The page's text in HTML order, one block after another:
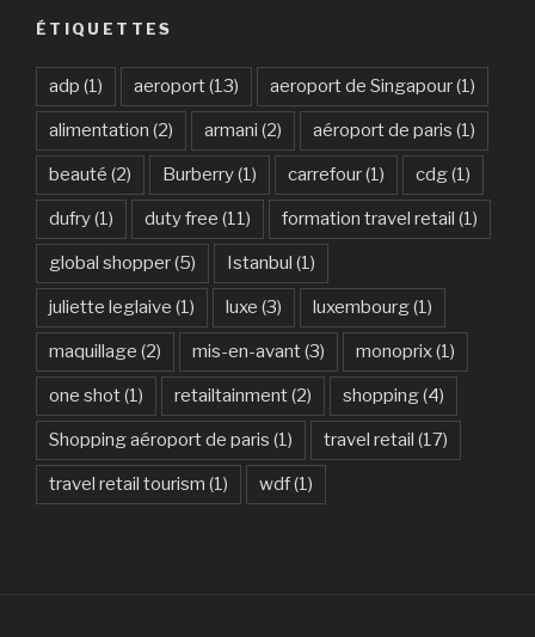
ÉTIQUETTES
adp (1) aeroport(13) aeroport de Singapour(1)
alimentation (2) armani (2) aéroport de paris (1)
beauté (2) Burberry(1) carrefour(1) cdg(1)
dufry(1) duty free (11) formation travel retail (1)
global shopper(5) Istanbul (1)
juliette leglaive (1) luxe (3) luxembourg(1)
maquillage (2) mis-en-avant(3) monoprix(1)
one shot(1) retailtainment(2) shopping(4)
Shopping aéroport de paris (1) travel retail (17)
travel retail tourism (1) wdf(1)